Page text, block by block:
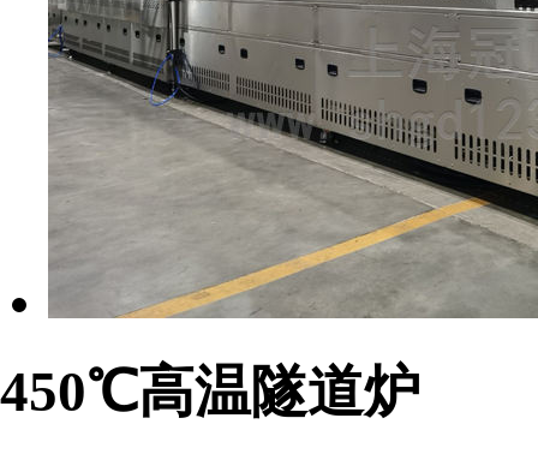
450℃高温隧道炉